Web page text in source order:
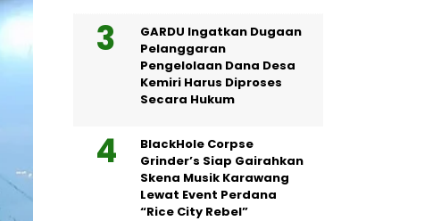
GARDU Ingatkan Dugaan
Pelanggaran
Pengelolaan Dana Desa
Kemiri Harus Diproses
Secara Hukum
BlackHole Corpse
Grinder’s Siap Gairahkan
Skena Musik Karawang
Lewat Event Perdana
“Rice City Rebel”